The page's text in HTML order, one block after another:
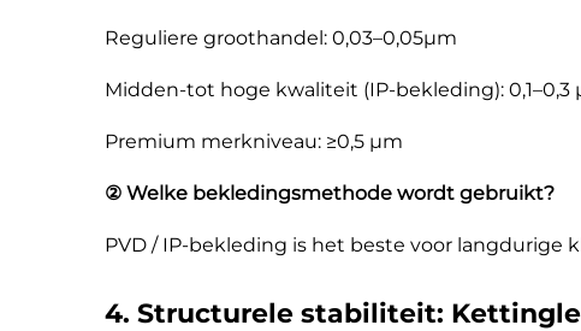
Reguliere groothandel: 0,03–0,05µm
Midden-tot hoge kwaliteit (IP-bekleding): 0,1–0,3
Premium merkniveau: ≥0,5 µm
② Welke bekledingsmethode wordt gebruikt?
PVD / IP-bekleding is het beste voor langdurige
4. Structurele stabiliteit: